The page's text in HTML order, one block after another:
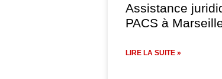
Assistance
PACS à
LIRE LA SUITE »